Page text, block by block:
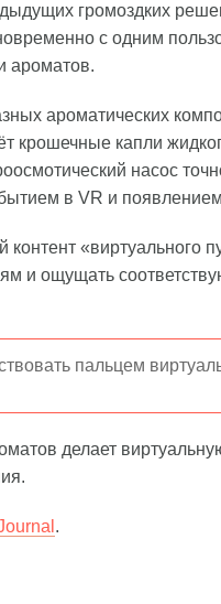
громоздких
с одним
ароматов.
ароматических
крошечные капли
насос
в VR и
«виртуального
и ощущать
пальцем
делает
.